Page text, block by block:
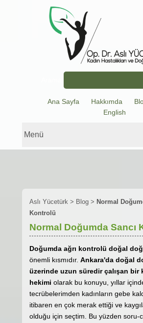
Ana Sayfa Hakkımda
English
Aslı Yücetürk> Blog> Normal
Kontrolü
Normal Doğumda Sancı
Doğumda ağrı kontrolü doğal
önemli kısmıdır. Ankara'da doğal
üzerinde uzun süredir çalışan bir
hekimi olarak bu konuyu, yıllar
tecrübelerimden kadınların gebe
itibaren en çok merak ettiği ve
olduğu için seçtim. Bu yüzden soru-